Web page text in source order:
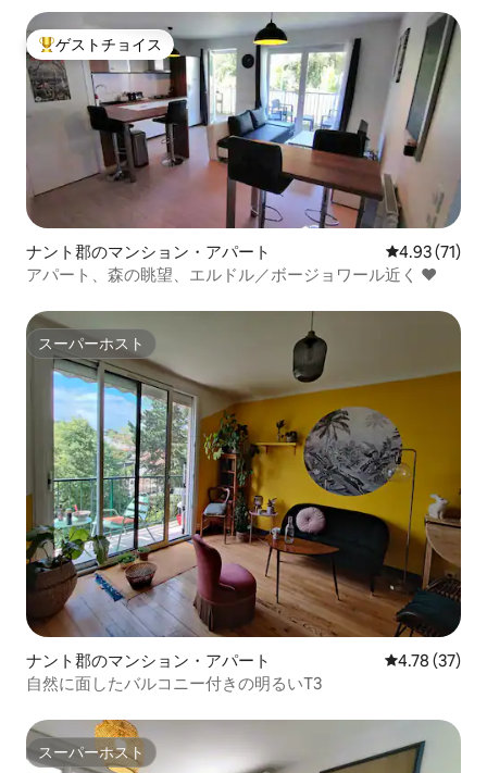
大好評のゲストチョイスです。
ゲストチョイス
ナント郡のマンション・アパート レビュー71
4.93 (71)
アパート、森の眺望、エルドル／ボージョワール近く ❤️
スーパーホスト
スーパーホスト
ナント郡のマンション・アパート レビュー37
4.78 (37)
自然に面したバルコニー付きの明るいT3
スーパーホスト
スーパーホスト